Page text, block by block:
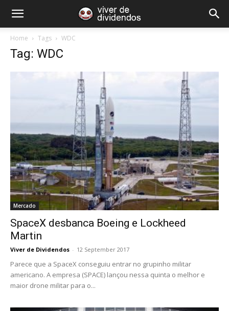
Home Tags WDC
Tag: WDC
Mercado
SpaceX desbanca Boeing e Lockheed
Martin
Viver de Dividendos - 12 September 2017
Parece que a SpaceX conseguiu entrar no grupinho militar
americano. A empresa (SPACE) lançou nessa quinta o melhor e
maior drone militar para o...